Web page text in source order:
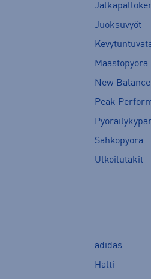
Juoksuvyöt
Maastopyörä
New
Peak
Sähköpyörä
Ulkoilutakit
adidas
Halti